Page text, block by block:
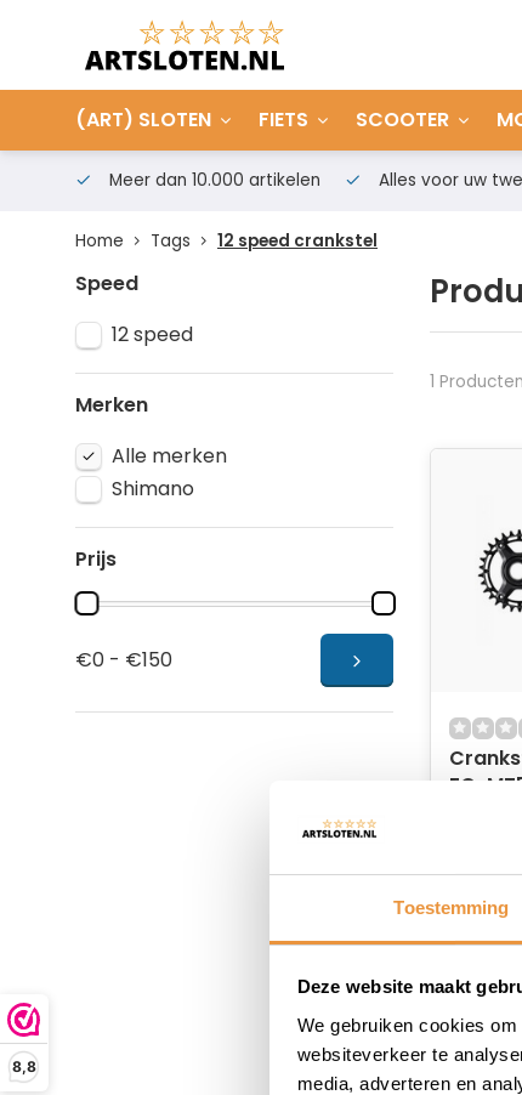
Toestemming
Deze website maakt
We gebruiken cookies
websiteverkeer te
media, adverteren en
8,8
(ART) SLOTEN FIETS SCOOTER
Meer dan 10.000 artikelen Alles voor uw
Home Tags 12 speed crankstel
Speed
12 speed
Merken
Alle merken
Shimano
Prijs
€0 - €150
1 Producten
FC-
99,99